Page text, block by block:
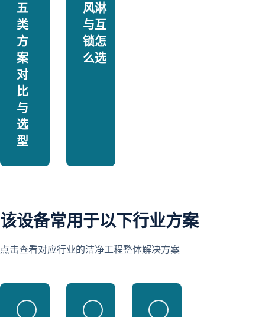
五
类
方
案
对
比
与
选
型
风淋
与互
锁怎
么选
该设备常用于以下行业方案
点击查看对应行业的洁净工程整体解决方案